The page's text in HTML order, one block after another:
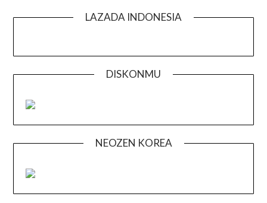
LAZADA INDONESIA
DISKONMU
NEOZEN KOREA